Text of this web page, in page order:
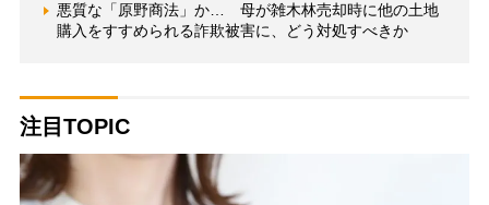
悪質な「原野商法」か… 母が雑木林売却時に他の土地
購入をすすめられる詐欺被害に、どう対処すべきか
注目TOPIC